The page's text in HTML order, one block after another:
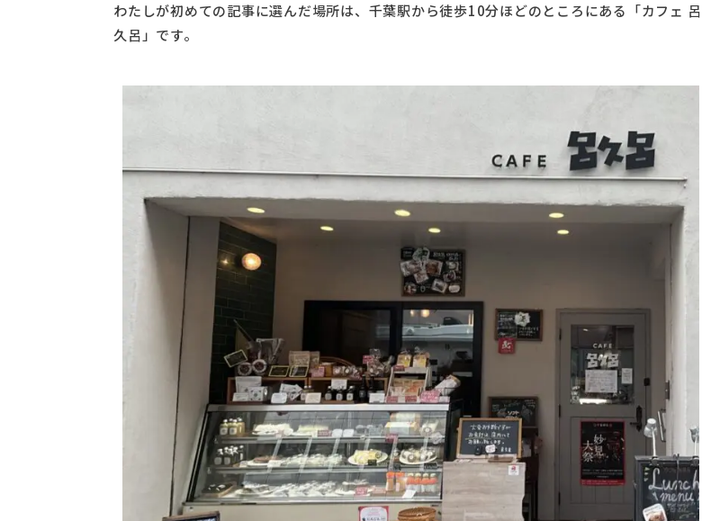
わたしが初めての記事に選んだ場所は、千葉駅から徒歩10分ほどのところにある「カフェ 呂
久呂」です。